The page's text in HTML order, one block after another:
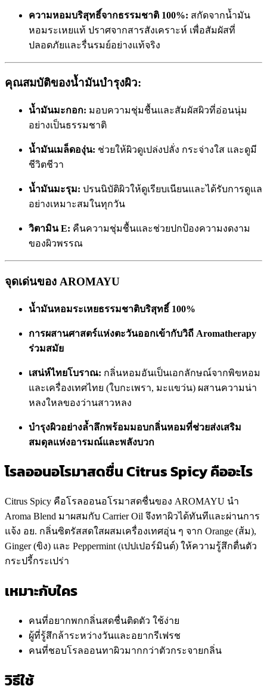
ความหอมบริสุทธิ์จากธรรมชาติ 100%: สกัดจากน้ำมัน
หอมระเหยแท้ ปราศจากสารสังเคราะห์ เพื่อสัมผัสที่
ปลอดภัยและรื่นรมย์อย่างแท้จริง
คุณสมบัติของน้ำมันบำรุงผิว:
น้ำมันมะกอก: มอบความชุ่มชื้นและสัมผัสผิวที่อ่อนนุ่ม
อย่างเป็นธรรมชาติ
น้ำมันเมล็ดองุ่น: ช่วยให้ผิวดูเปล่งปลั่ง กระจ่างใส และดูมี
ชีวิตชีวา
น้ำมันมะรุม: ปรนนิบัติผิวให้ดูเรียบเนียนและได้รับการดูแล
อย่างเหมาะสมในทุกวัน
วิตามิน E: คืนความชุ่มชื้นและช่วยปกป้องความงดงาม
ของผิวพรรณ
จุดเด่นของ AROMAYU
น้ำมันหอมระเหยธรรมชาติบริสุทธิ์ 100%
การผสานศาสตร์แห่งตะวันออกเข้ากับวิถี Aromatherapy
ร่วมสมัย
เสน่ห์ไทยโบราณ: กลิ่นหอมอันเป็นเอกลักษณ์จากพิขหอม
และเครื่องเทศไทย (ใบกะเพรา, มะแขว่น) ผสานความน่า
หลงใหลของว่านสาวหลง
บำรุงผิวอย่างล้ำลึกพร้อมมอบกลิ่นหอมที่ช่วยส่งเสริม
สมดุลแห่งอารมณ์และพลังบวก
โรลออนอโรมาสดชื่น Citrus Spicy คืออะไร
Citrus Spicy คือโรลออนอโรมาสดชื่นของ AROMAYU นำ
Aroma Blend มาผสมกับ Carrier Oil จึงทาผิวได้ทันทีและผ่านการ
แจ้ง อย. กลิ่นซิตรัสสดใสผสมเครื่องเทศอุ่น ๆ จาก Orange (ส้ม),
Ginger (ขิง) และ Peppermint (เปปเปอร์มินต์) ให้ความรู้สึกตื่นตัว
กระปรี้กระเปร่า
เหมาะกับใคร
คนที่อยากพกกลิ่นสดชื่นติดตัว ใช้ง่าย
ผู้ที่รู้สึกล้าระหว่างวันและอยากรีเฟรช
คนที่ชอบโรลออนทาผิวมากกว่าตัวกระจายกลิ่น
วิธีใช้